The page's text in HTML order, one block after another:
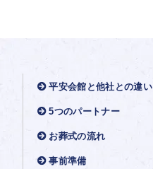
平安会館と他社との違い
5つのパートナー
お葬式の流れ
事前準備